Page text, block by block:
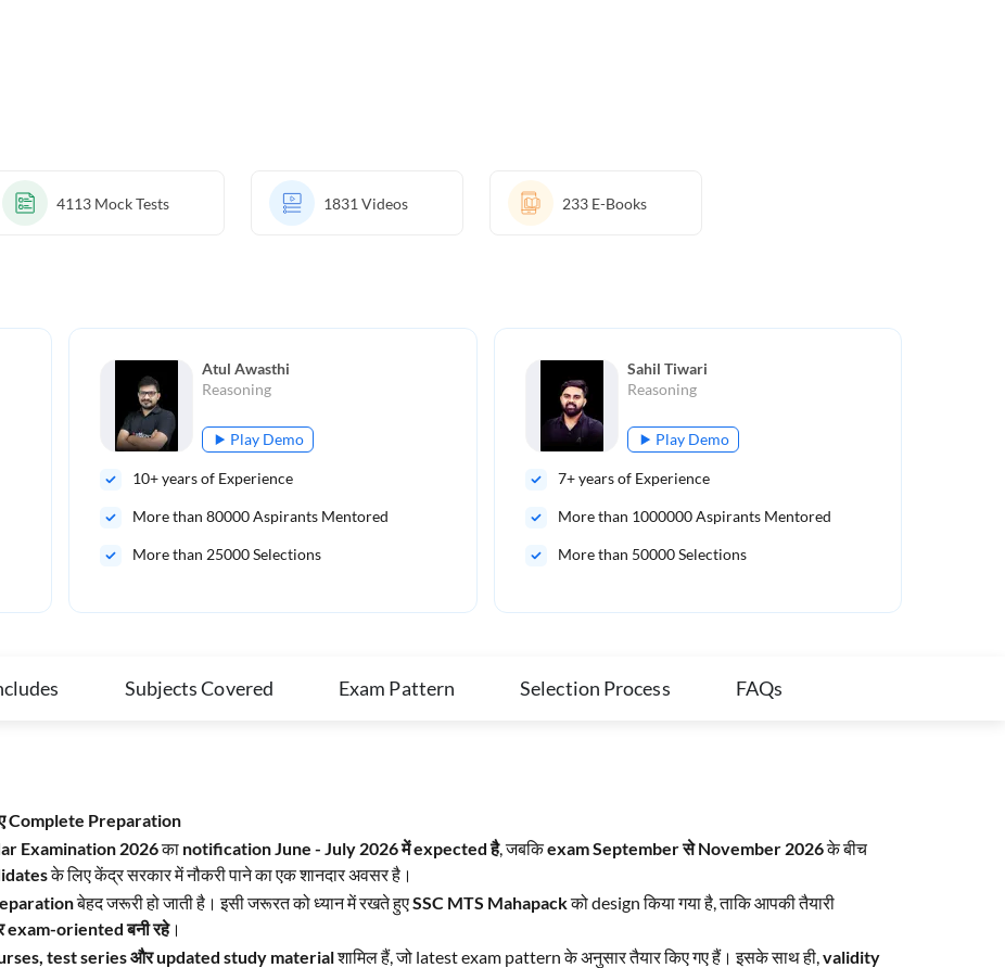
4113 Mock Tests 1831 Videos 233 E-Books
Atul Awasthi
Reasoning
Play Demo
10+ years of Experience
More than 80000Aspirants Mentored
More than 25000 Selections
Sahil Tiwari
Reasoning
Play Demo
7+ years of Experience
More than 1000000Aspirants Mentored
More than 50000 Selections
Subjects Covered Exam Pattern Selection Process FAQs
Complete Preparation
Examination 2026का notification June - July 2026 में expected है, जबकिexam September से November 2026के बीच
के लिए केंद्र सरकार में नौकरी पाने का एक शानदार अवसर है।
बेहद जरूरी हो जाती है। इसी जरूरत को ध्यान में रखते हुएSSC MTS Mahapackको design किया गया है, ताकि आपकी तैयारी
oriented बनी रहे।
test series और updated study materialशामिल हैं, जो latest exam pattern के अनुसार तैयार किए गए हैं। इसके साथ ही,validity